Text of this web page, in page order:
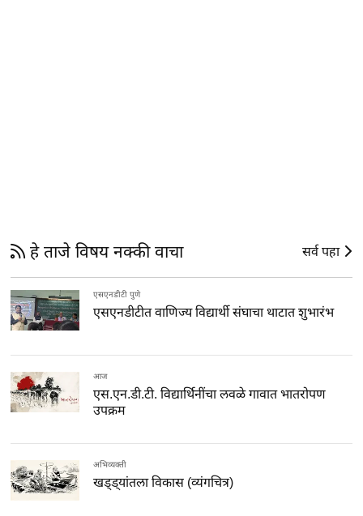
हे ताजे विषय नक्की वाचा सर्व पहा
एसएनडीटी पुणे
एसएनडीटीत वाणिज्य विद्यार्थी संघाचा थाटात शुभारंभ
आज
एस.एन.डी.टी. विद्यार्थिनींचा लवळे गावात भातरोपण
उपक्रम
अभिव्यक्ती
खड्ड्यांतला विकास (व्यंगचित्र)